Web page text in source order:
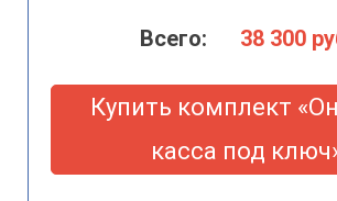
Всего: 38 300
Купить комплект
касса под